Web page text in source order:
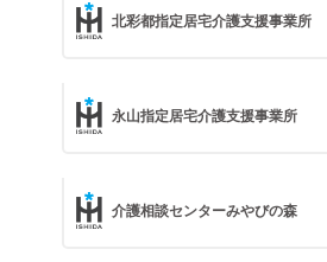
北彩都指定居宅介護支援事業所
永山指定居宅介護支援事業所
介護相談センターみやびの森